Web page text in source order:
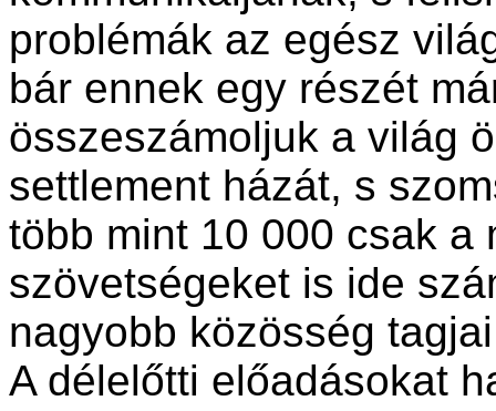
problémák az egész
bár ennek egy részét
összeszámoljuk a világ
settlement házát, s
több mint 10 000 csak a
szövetségeket is ide
nagyobb közösség
A délelőtti előadásokat